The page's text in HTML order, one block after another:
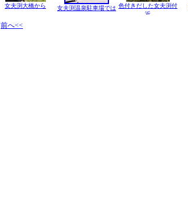
女夫渕大橋から 女夫渕温泉駐車場では 色付きだした女夫渕付
近
前へ<<